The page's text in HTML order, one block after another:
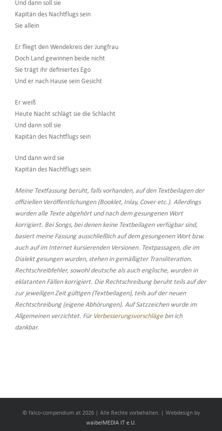
Und dann soll sie
Kapitän des Nachtflugs sein
Sie allein
Er fliegt den Wendekreis der Jungfrau
Doch Land gewinnen beide nicht
Sie trägt ihr definiertes Ego
Und er nach Hause sein Gesicht
Er weiß
Heute Nacht schlägt sie die Schlacht
Und dann soll sie
Kapitän des Nachtflugs sein
Und dann wird sie
Kapitän des Nachtflugs sein
Meine Textfassung beruht, falls vorhanden, auf den Textbeilagen der
offiziellen Veröffentlichungen (Booklet, Inlay, Cover etc.). Allerdings
wurden alle Texte abgehört und nach dem gesungenen Wort
korrigiert. Bei Songs, bei denen keine Textbeilagen verfügbar sind,
basiert meine Fassung ausschließlich auf dem gesungenen Wort bzw.
auch auf im Internet kursierenden Versionen. Textpassagen, die im
Dialekt gesungen wurden, stehen in gemäßigter Transliteration.
Rechtschreibfehler, sowohl deutsche als auch englische, wurden in
eklatanten Fällen korrigiert. Die Rechtschreibung beruht teils auf der
zur jeweiligen Zeit gültigen (Textbeilagen), teils auf der neuen
Rechtschreibung (eigene Abhörungen). Auf Satzzeichen wurde im
Allgemeinen verzichtet. Für Verbesserungsvorschlägebin ich
dankbar.
© falco-compendium.at 2026 | Alle Rechte vorbehalten. | Webdesign by
waibelMEDIA IT e.U.